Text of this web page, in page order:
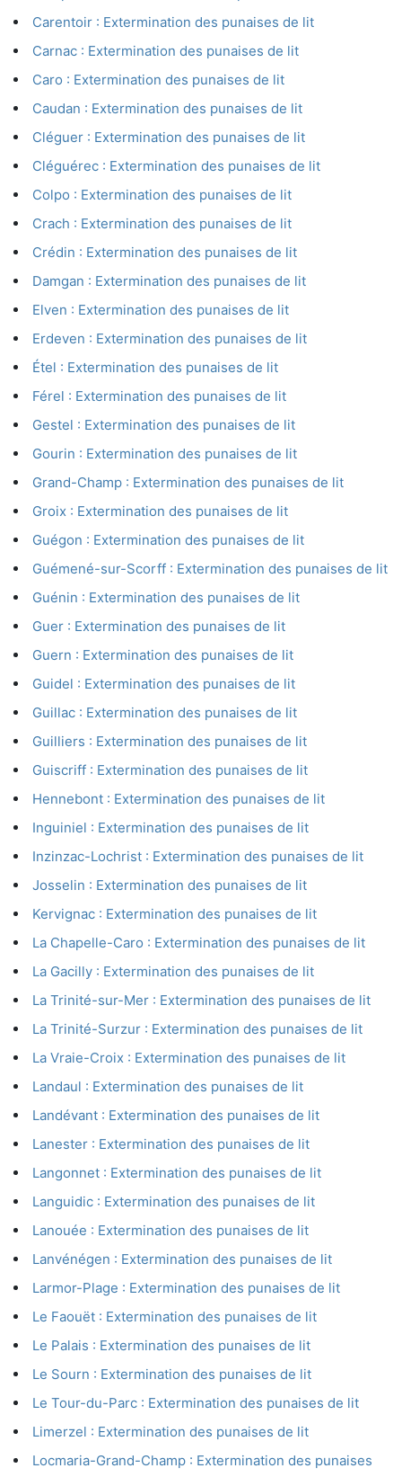
Carentoir : Extermination des punaises de lit
Carnac : Extermination des punaises de lit
Caro : Extermination des punaises de lit
Caudan : Extermination des punaises de lit
Cléguer : Extermination des punaises de lit
Cléguérec : Extermination des punaises de lit
Colpo : Extermination des punaises de lit
Crach : Extermination des punaises de lit
Crédin : Extermination des punaises de lit
Damgan : Extermination des punaises de lit
Elven : Extermination des punaises de lit
Erdeven : Extermination des punaises de lit
Étel : Extermination des punaises de lit
Férel : Extermination des punaises de lit
Gestel : Extermination des punaises de lit
Gourin : Extermination des punaises de lit
Grand-Champ : Extermination des punaises de lit
Groix : Extermination des punaises de lit
Guégon : Extermination des punaises de lit
Guémené-sur-Scorff : Extermination des punaises de lit
Guénin : Extermination des punaises de lit
Guer : Extermination des punaises de lit
Guern : Extermination des punaises de lit
Guidel : Extermination des punaises de lit
Guillac : Extermination des punaises de lit
Guilliers : Extermination des punaises de lit
Guiscriff : Extermination des punaises de lit
Hennebont : Extermination des punaises de lit
Inguiniel : Extermination des punaises de lit
Inzinzac-Lochrist : Extermination des punaises de lit
Josselin : Extermination des punaises de lit
Kervignac : Extermination des punaises de lit
La Chapelle-Caro : Extermination des punaises de lit
La Gacilly : Extermination des punaises de lit
La Trinité-sur-Mer : Extermination des punaises de lit
La Trinité-Surzur : Extermination des punaises de lit
La Vraie-Croix : Extermination des punaises de lit
Landaul : Extermination des punaises de lit
Landévant : Extermination des punaises de lit
Lanester : Extermination des punaises de lit
Langonnet : Extermination des punaises de lit
Languidic : Extermination des punaises de lit
Lanouée : Extermination des punaises de lit
Lanvénégen : Extermination des punaises de lit
Larmor-Plage : Extermination des punaises de lit
Le Faouët : Extermination des punaises de lit
Le Palais : Extermination des punaises de lit
Le Sourn : Extermination des punaises de lit
Le Tour-du-Parc : Extermination des punaises de lit
Limerzel : Extermination des punaises de lit
Locmaria-Grand-Champ : Extermination des punaises